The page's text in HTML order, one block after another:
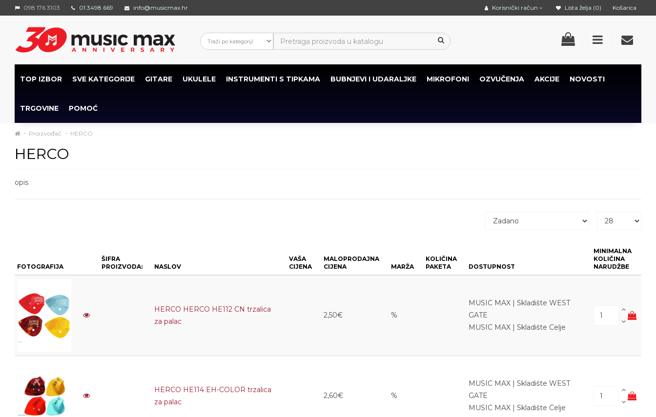
098 176 3103 01 3498 669 info@musicmax.hr Korisnički račun Lista želja (0) Košarica
TOP IZBOR SVE KATEGORIJE GITARE UKULELE INSTRUMENTI S TIPKAMA BUBNJEVI I UDARALJKE MIKROFONI OZVUČENJA AKCIJE NOVOSTI
TRGOVINE POMOĆ
Proizvođač HERCO
HERCO
opis
FOTOGRAFIJA
ŠIFRA
PROIZVODA:
NASLOV
VAŠA
CIJENA
MALOPRODAJNA
CIJENA
MARŽA
KOLIČINA
PAKETA
DOSTUPNOST
MINIMALNA
KOLIČINA
NARUDŽBE
HERCO HERCO HE112 CN trzalica
za palac
2,50€ %
MUSIC MAX | Skladište WEST
GATE
MUSIC MAX | Skladište Celje
HERCO HE114 EH-COLOR trzalica
za palac
2,60€ %
MUSIC MAX | Skladište WEST
GATE
MUSIC MAX | Skladište Celje